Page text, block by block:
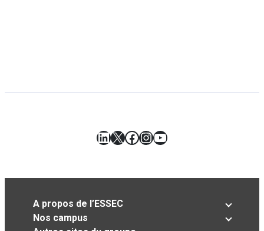
LinkedIn
X Facebook
Instagram
YouTube
A propos de l’ESSEC
Nos campus